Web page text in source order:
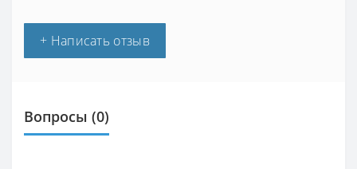
+ Написать отзыв
Вопросы (0)